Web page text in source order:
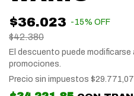
$36.023 - 15% OFF
$42.380
El descuento puede
promociones.
Precio sin impuestos $29.771,07